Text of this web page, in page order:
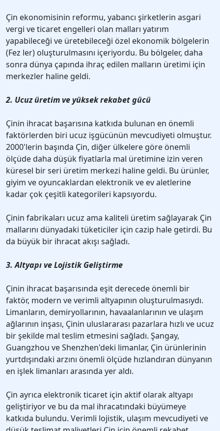
Çin ekonomisinin reformu, yabancı şirketlerin asgari
vergi ve ticaret engelleri olan malları yatırım
yapabileceği ve üretebileceği özel ekonomik bölgelerin
(Fez ler) oluşturulmasını içeriyordu. Bu bölgeler, daha
sonra dünya çapında ihraç edilen malların üretimi için
merkezler haline geldi.
2. Ucuz üretim ve yüksek rekabet gücü
Çinin ihracat başarısına katkıda bulunan en önemli
faktörlerden biri ucuz işgücünün mevcudiyeti olmuştur.
2000'lerin başında Çin, diğer ülkelere göre önemli
ölçüde daha düşük fiyatlarla mal üretimine izin veren
küresel bir seri üretim merkezi haline geldi. Bu ürünler,
giyim ve oyuncaklardan elektronik ve ev aletlerine
kadar çok çeşitli kategorileri kapsıyordu.
Çinin fabrikaları ucuz ama kaliteli üretim sağlayarak Çin
mallarını dünyadaki tüketiciler için cazip hale getirdi. Bu
da büyük bir ihracat akışı sağladı.
3. Altyapı ve Lojistik Geliştirme
Çinin ihracat başarısında eşit derecede önemli bir
faktör, modern ve verimli altyapının oluşturulmasıydı.
Limanların, demiryollarının, havaalanlarının ve ulaşım
ağlarının inşası, Çinin uluslararası pazarlara hızlı ve ucuz
bir şekilde mal teslim etmesini sağladı. Şangay,
Guangzhou ve Shenzhen'deki limanlar, Çin ürünlerinin
yurtdışındaki arzını önemli ölçüde hızlandıran dünyanın
en işlek limanları arasında yer aldı.
Çin ayrıca elektronik ticaret için aktif olarak altyapı
geliştiriyor ve bu da mal ihracatındaki büyümeye
katkıda bulundu. Verimli lojistik, ulaşım mevcudiyeti ve